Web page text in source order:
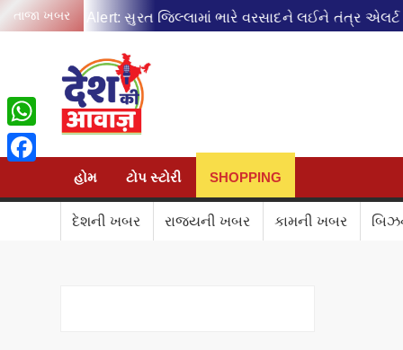
Skipતાજા ખબર
Rain Alert: સુરત જિલ્લામાં ભારે વરસાદને લઈને તંત્ર એલર્ટ
હોમ ટોપ સ્ટોરી SHOPPING
દેશની ખબર રાજ્યની ખબર કામની ખબર
WhatsApp
Facebook